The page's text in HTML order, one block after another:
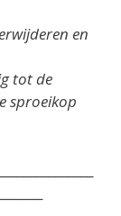
en
tot de
sproeikop